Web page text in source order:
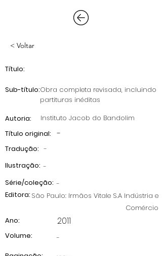
< Voltar
Título:
Obra completa revisada, incluindo
partituras inéditas
Sub-título:
Autoria:
Instituto Jacob do Bandolim
Título original:
-
Tradução: -
Ilustração: -
Série/coleção: -
São Paulo: Irmãos Vitale S.A Indústria e
Comércio
Editora:
2011
Ano:
Volume:
-